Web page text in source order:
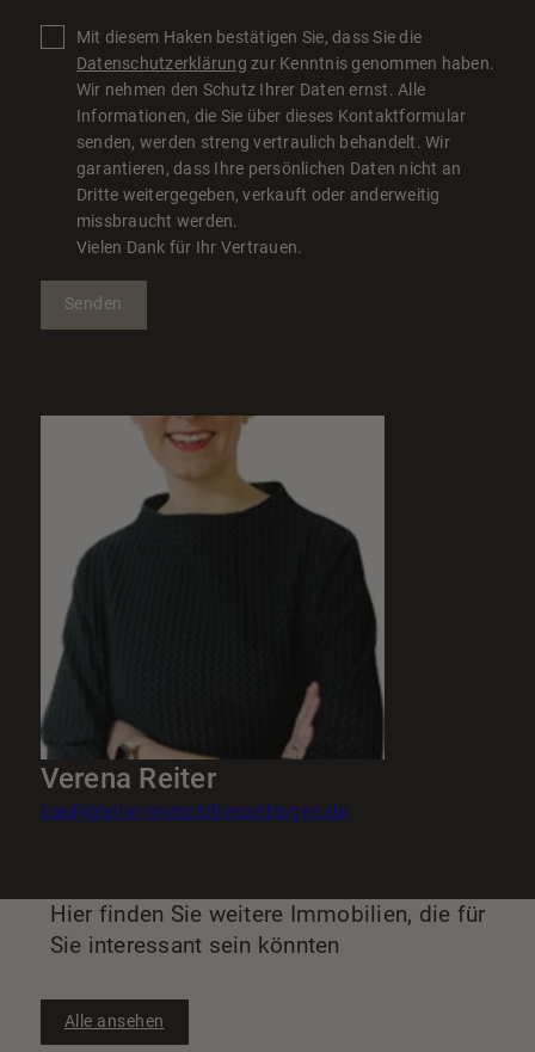
Mit diesem Haken bestätigen Sie, dass Sie die
Datenschutzerklärung zur Kenntnis genommen haben.
Wir nehmen den Schutz Ihrer Daten ernst. Alle
Informationen, die Sie über dieses Kontaktformular
senden, werden streng vertraulich behandelt. Wir
garantieren, dass Ihre persönlichen Daten nicht an
Dritte weitergegeben, verkauft oder anderweitig
missbraucht werden.
Vielen Dank für Ihr Vertrauen.
Senden
Verena Reiter
kauf@reiter-immobilienanfragen.de
Hier finden Sie weitere Immobilien, die für
Sie interessant sein könnten
Alle ansehen